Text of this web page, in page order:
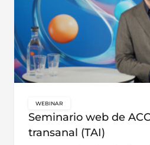
Seminario web de
transanal (TAI)
key:global.content-type:
WEBINAR